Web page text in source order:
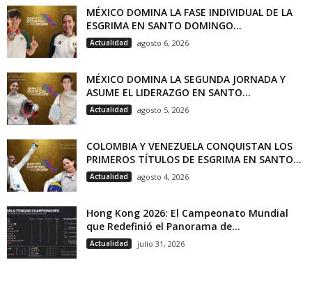
MÉXICO DOMINA LA FASE INDIVIDUAL DE LA
ESGRIMA EN SANTO DOMINGO...
Actualidad agosto 6, 2026
MÉXICO DOMINA LA SEGUNDA JORNADA Y
ASUME EL LIDERAZGO EN SANTO...
Actualidad agosto 5, 2026
COLOMBIA Y VENEZUELA CONQUISTAN LOS
PRIMEROS TÍTULOS DE ESGRIMA EN SANTO...
Actualidad agosto 4, 2026
Hong Kong 2026: El Campeonato Mundial
que Redefinió el Panorama de...
Actualidad julio 31, 2026